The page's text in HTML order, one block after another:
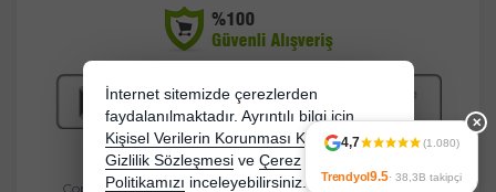
Copyright 2026 mandasgroup.com - Tüm hakları saklıdır.
4,7 (1.080)
Trendyol9.5· 38,3B takipçi
✕
İnternet sitemizde çerezlerden
faydalanılmaktadır. Ayrıntılı bilgi için
Kişisel Verilerin Korunması Kanununu,
Gizlilik Sözleşmesi ve Çerez
Politikamızı inceleyebilirsiniz.